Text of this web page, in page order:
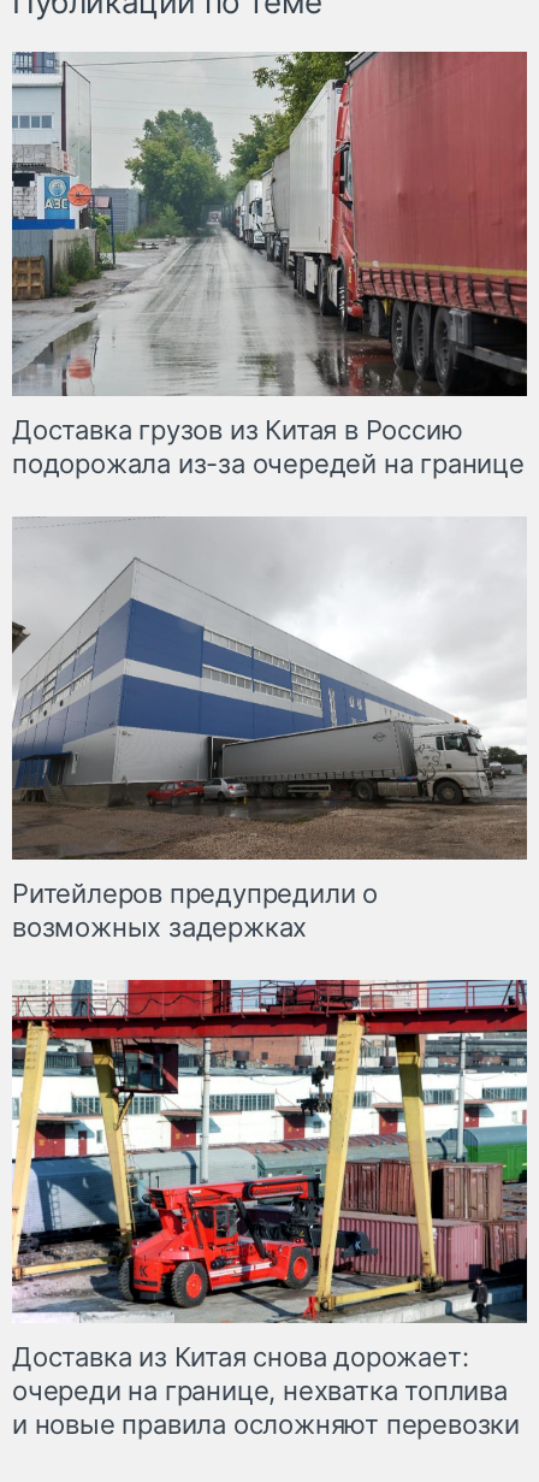
Доставка грузов из Китая в Россию
подорожала из-за очередей на границе
Ритейлеров предупредили о
возможных задержках
Доставка из Китая снова дорожает:
очереди на границе, нехватка топлива
и новые правила осложняют перевозки